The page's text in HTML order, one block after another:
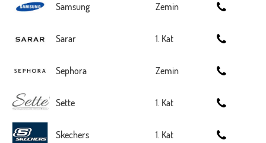
Samsung Zemin
Sarar 1. Kat
Sephora Zemin
Sette 1. Kat
Skechers 1. Kat